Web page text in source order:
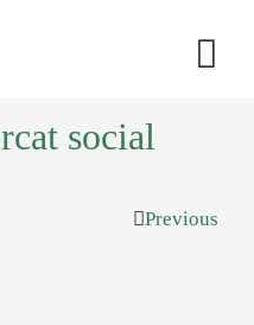
social
Previous